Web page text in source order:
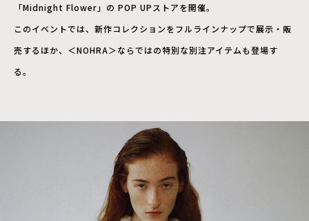
「Midnight Flower」の POP UPストアを開催。
このイベントでは、新作コレクションをフルラインナップで展示・販
売するほか、＜NOHRA＞ならではの特別な別注アイテムも登場す
る。